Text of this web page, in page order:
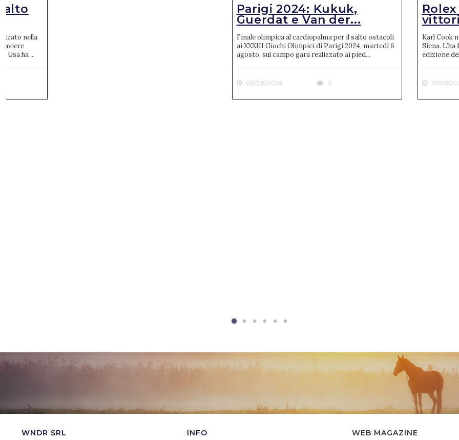
nella
aviere
Usa ha ...
Parigi 2024: Kukuk,
Guerdat e Van der...
Finale olimpica al cardiopalma per il salto ostacoli
ai XXXIII Giochi Olimpici di Parigi 2024, martedì 6
agosto, sul campo gara realizzato ai pied...
06/08/2024 0
Karl Cook
Siena.
edizione
27/05/
WNDR SRL INFO WEB MAGAZINE